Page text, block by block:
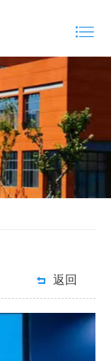
返回